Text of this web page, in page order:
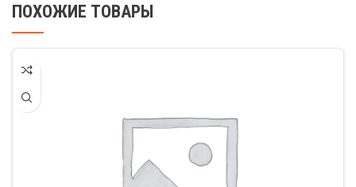
ПОХОЖИЕ ТОВАРЫ